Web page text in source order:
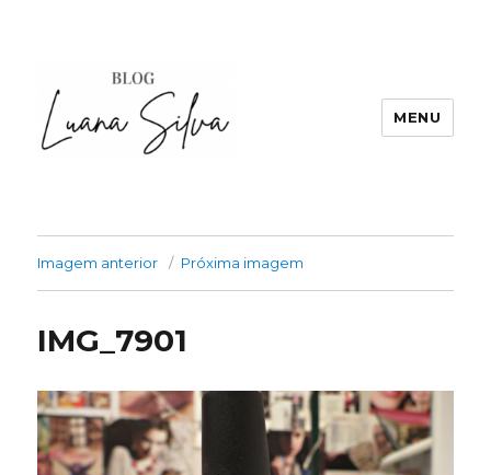
MENU
Imagem anterior Próxima imagem
IMG_7901